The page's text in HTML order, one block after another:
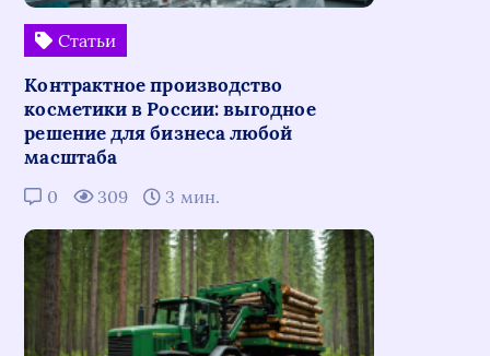
Статьи
Контрактное производство
косметики в России: выгодное
решение для бизнеса любой
масштаба
0 309 3 мин.